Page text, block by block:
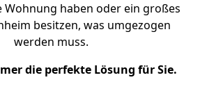
Wohnung haben oder ein großes
besitzen, was umgezogen
werden muss.
die perfekte Lösung für Sie.